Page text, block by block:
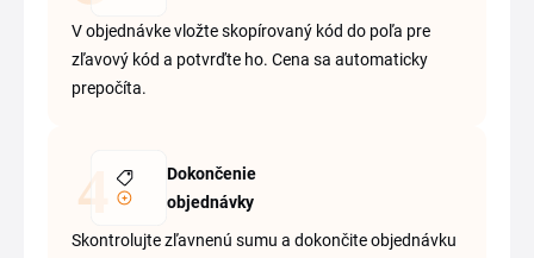
V objednávke vložte skopírovaný kód do poľa pre
zľavový kód a potvrďte ho. Cena sa automaticky
prepočíta.
Dokončenie
objednávky
Skontrolujte zľavnenú sumu a dokončite objednávku